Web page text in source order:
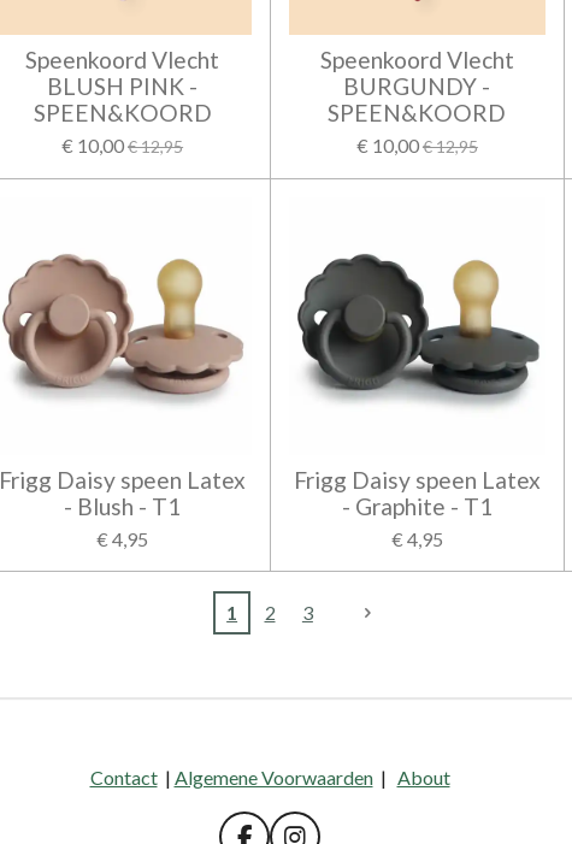
Speenkoord Vlecht
BLUSH PINK -
SPEEN&KOORD
€ 10,00€ 12,95
Speenkoord Vlecht
BURGUNDY -
SPEEN&KOORD
€ 10,00€ 12,95
Frigg Daisy speen Latex
- Blush - T1
€ 4,95
Frigg Daisy speen Latex
- Graphite - T1
€ 4,95
1 2 3
Contact | Algemene Voorwaarden| About